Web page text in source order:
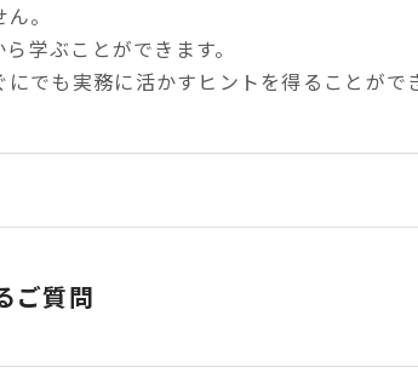
。
学ぶことができます。
でも実務に活かすヒントを得ることがで
ご質問